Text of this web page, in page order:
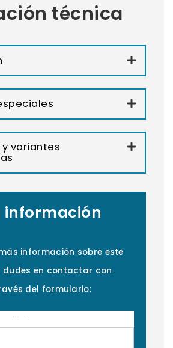
técnica
variantes
información
información sobre este
dudes en contactar con
del formulario: